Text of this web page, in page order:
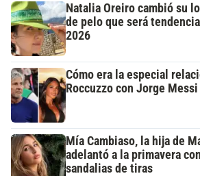
Natalia Oreiro cambió su
de pelo que será
2026
Cómo era la especial
Roccuzzo con Jorge
Mía Cambiaso, la hija de
adelantó a la primavera
sandalias de tiras